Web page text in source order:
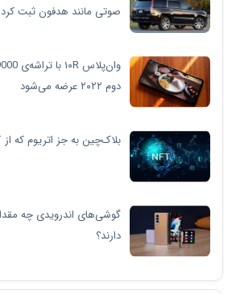
صوتی مانند هدفون ثبت کرد
دوم ۲۰۲۲ عرضه می‌شود
بلاک‌چین به جز اتریوم که از NFT پشتیبانی می‌کنند
دارند؟